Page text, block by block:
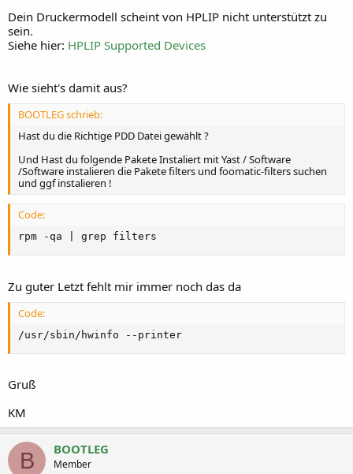
Dein Druckermodell scheint von HPLIP nicht unterstützt zu
sein.
Siehe hier: HPLIP Supported Devices
Wie sieht's damit aus?
BOOTLEG schrieb:
Hast du die Richtige PDD Datei gewählt ?
Und Hast du folgende Pakete Instaliert mit Yast / Software
/Software instalieren die Pakete filters und foomatic-filters suchen
und ggf instalieren !
Code:
rpm -qa | grep filters
Zu guter Letzt fehlt mir immer noch das da
Code:
/usr/sbin/hwinfo --printer
Gruß
KM
B BOOTLEG
Member